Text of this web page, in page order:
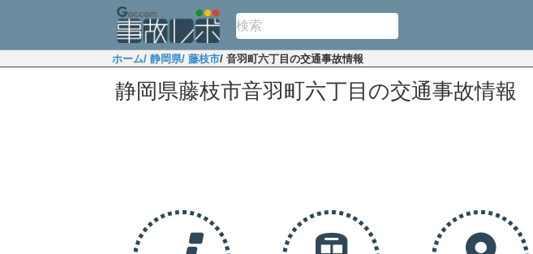
ホーム/ 静岡県/ 藤枝市/ 音羽町六丁目の交通事故情報
静岡県藤枝市音羽町六丁目の交通事故情報